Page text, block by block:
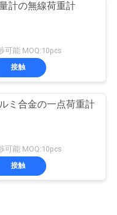
計の無線荷重計
可能 MOQ:10pcs
接触
ミ合金の一点荷重計
可能 MOQ:10pcs
接触